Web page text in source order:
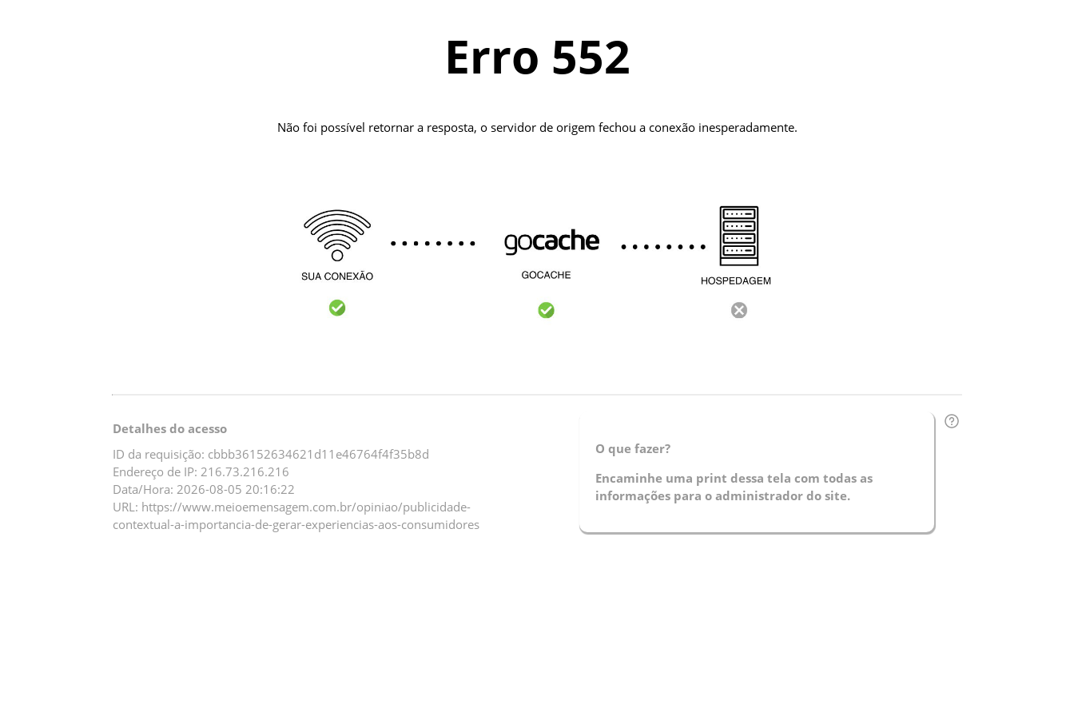
Erro 552
Não foi possível retornar a resposta, o servidor de origem fechou a conexão inesperadamente.
Detalhes do acesso
ID da requisição: cbbb36152634621d11e46764f4f35b8d
Endereço de IP: 216.73.216.216
Data/Hora: 2026-08-05 20:16:22
URL: https://www.meioemensagem.com.br/opiniao/publicidade-
contextual-a-importancia-de-gerar-experiencias-aos-consumidores
O que fazer?
Encaminhe uma print dessa tela com todas as
informações para o administrador do site.